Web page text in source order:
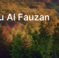
Al Fauzan